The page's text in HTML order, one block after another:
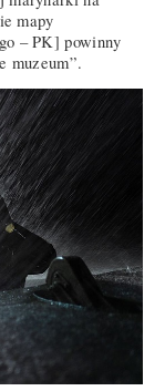
mapy
– PK] powinny
muzeum”.